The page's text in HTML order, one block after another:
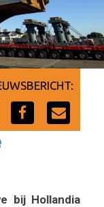
bij Hollandia